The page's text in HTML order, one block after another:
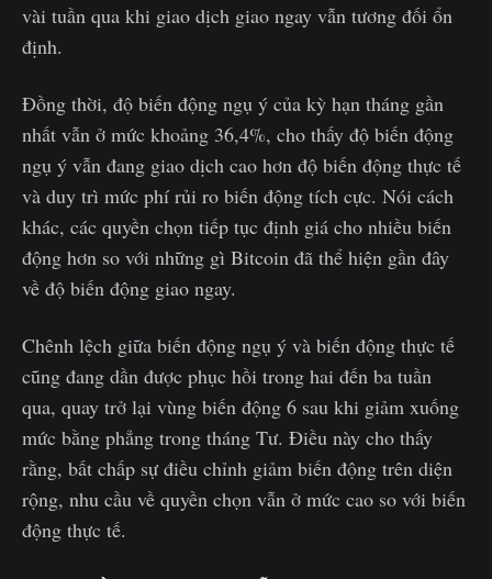
vài tuần qua khi giao dịch giao ngay vẫn tương đối ổn
định.
Đồng thời, độ biến động ngụ ý của kỳ hạn tháng gần
nhất vẫn ở mức khoảng 36,4%, cho thấy độ biến động
ngụ ý vẫn đang giao dịch cao hơn độ biến động thực tế
và duy trì mức phí rủi ro biến động tích cực. Nói cách
khác, các quyền chọn tiếp tục định giá cho nhiều biến
động hơn so với những gì Bitcoin đã thể hiện gần đây
về độ biến động giao ngay.
Chênh lệch giữa biến động ngụ ý và biến động thực tế
cũng đang dần được phục hồi trong hai đến ba tuần
qua, quay trở lại vùng biến động 6 sau khi giảm xuống
mức bằng phẳng trong tháng Tư. Điều này cho thấy
rằng, bất chấp sự điều chỉnh giảm biến động trên diện
rộng, nhu cầu về quyền chọn vẫn ở mức cao so với biến
động thực tế.